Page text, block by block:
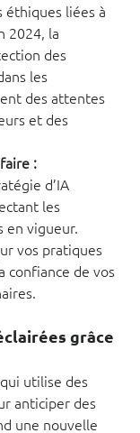
éthiques liées à
2024, la
des
les
des attentes
et des
:
d’IA
les
en vigueur.
vos pratiques
confiance de vos
grâce
utilise des
anticiper des
une nouvelle